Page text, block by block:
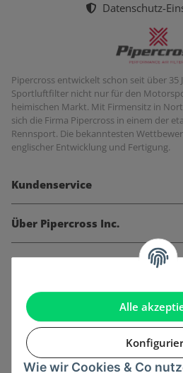
Alle
Wie wir Cookies & Co
Datenschutz-
Pipercross entwickelt schon seit über 35
Sportluftfilter nicht nur für den
heimischen Markt. Mit Firmensitz in
sich die Firma Pipercross in einem der
Rennsport. Die bekanntesten
englischer Entwicklung und Fertigung.
Kundenservice
Über Pipercross Inc.
Informationen
Gesetzliche Informationen